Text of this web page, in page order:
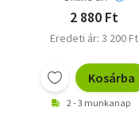
2 880 Ft
Eredeti ár: 3 200 Ft
Kosárba
2 - 3 munkanap